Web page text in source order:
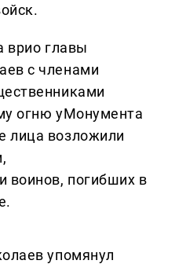
врио главы
с членами
огню уМонумента
лица возложили
воинов, погибших в
упомянул